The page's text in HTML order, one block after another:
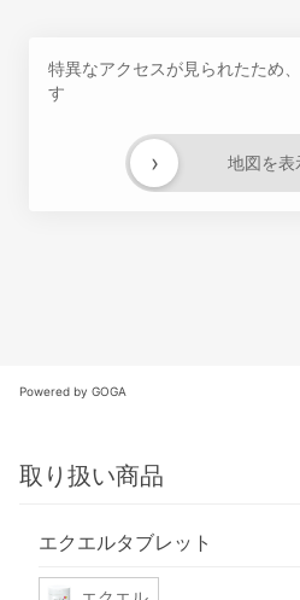
特異なアクセスが見られたため
す
地図を表
›
Powered by GOGA
取り扱い商品
エクエルタブレット